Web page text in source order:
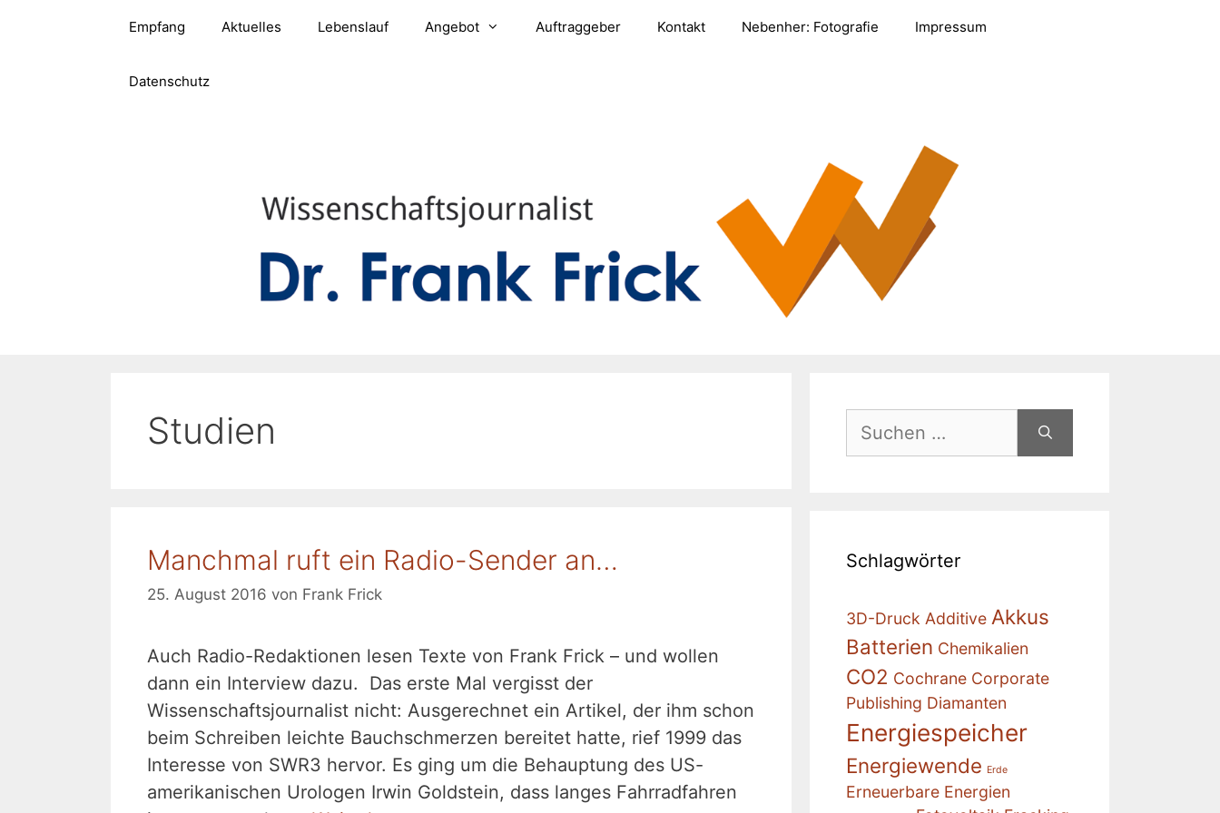
Empfang Aktuelles Lebenslauf Angebot Auftraggeber Kontakt Nebenher: Fotografie Impressum
Datenschutz
Studien
Manchmal ruft ein Radio-Sender an…
25. August 2016 von Frank Frick
Auch Radio-Redaktionen lesen Texte von Frank Frick – und wollen
dann ein Interview dazu. Das erste Mal vergisst der
Wissenschaftsjournalist nicht: Ausgerechnet ein Artikel, der ihm schon
beim Schreiben leichte Bauchschmerzen bereitet hatte, rief 1999 das
Interesse von SWR3 hervor. Es ging um die Behauptung des US-
amerikanischen Urologen Irwin Goldstein, dass langes Fahrradfahren
nach:
Schlagwörter
3D-Druck Additive Akkus
Batterien Chemikalien
CO2 Cochrane Corporate
Publishing Diamanten
Energiespeicher
Energiewende Erde
Erneuerbare Energien